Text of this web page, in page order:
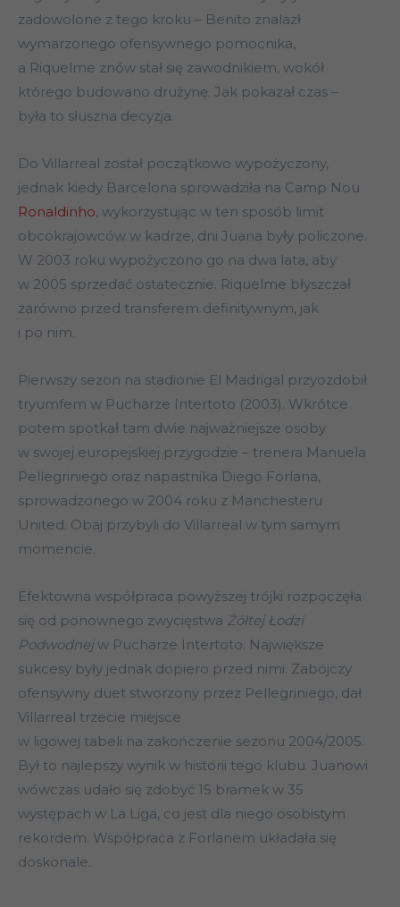
zadowolone z tego kroku – Benito znalazł
wymarzonego ofensywnego pomocnika,
a Riquelme znów stał się zawodnikiem, wokół
którego budowano drużynę. Jak pokazał czas –
była to słuszna decyzja.
Do Villarreal został początkowo wypożyczony,
jednak kiedy Barcelona sprowadziła na Camp Nou
Ronaldinho, wykorzystując w ten sposób limit
obcokrajowców w kadrze, dni Juana były policzone.
W 2003 roku wypożyczono go na dwa lata, aby
w 2005 sprzedać ostatecznie. Riquelme błyszczał
zarówno przed transferem definitywnym, jak
i po nim.
Pierwszy sezon na stadionie El Madrigal przyozdobił
tryumfem w Pucharze Intertoto (2003). Wkrótce
potem spotkał tam dwie najważniejsze osoby
w swojej europejskiej przygodzie – trenera Manuela
Pellegriniego oraz napastnika Diego Forlana,
sprowadzonego w 2004 roku z Manchesteru
United. Obaj przybyli do Villarreal w tym samym
momencie.
Efektowna współpraca powyższej trójki rozpoczęła
się od ponownego zwycięstwa Żółtej Łodzi
Podwodnejw Pucharze Intertoto. Największe
sukcesy były jednak dopiero przed nimi. Zabójczy
ofensywny duet stworzony przez Pellegriniego, dał
Villarreal trzecie miejsce
w ligowej tabeli na zakończenie sezonu 2004/2005.
Był to najlepszy wynik w historii tego klubu. Juanowi
wówczas udało się zdobyć 15 bramek w 35
występach w La Liga, co jest dla niego osobistym
rekordem. Współpraca z Forlanem układała się
doskonale.